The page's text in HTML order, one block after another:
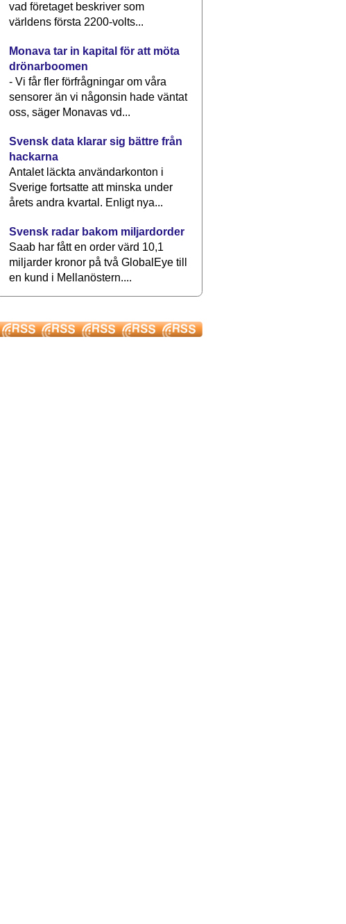
vad företaget beskriver som
världens första 2200-volts...
Monava tar in kapital för att möta
drönarboomen
- Vi får fler förfrågningar om våra
sensorer än vi någonsin hade väntat
oss, säger Monavas vd...
Svensk data klarar sig bättre från
hackarna
Antalet läckta användarkonton i
Sverige fortsatte att minska under
årets andra kvartal. Enligt nya...
Svensk radar bakom miljardorder
Saab har fått en order värd 10,1
miljarder kronor på två GlobalEye till
en kund i Mellanöstern....